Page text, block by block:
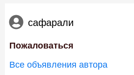
сафарали
Пожаловаться
Все объявления автора